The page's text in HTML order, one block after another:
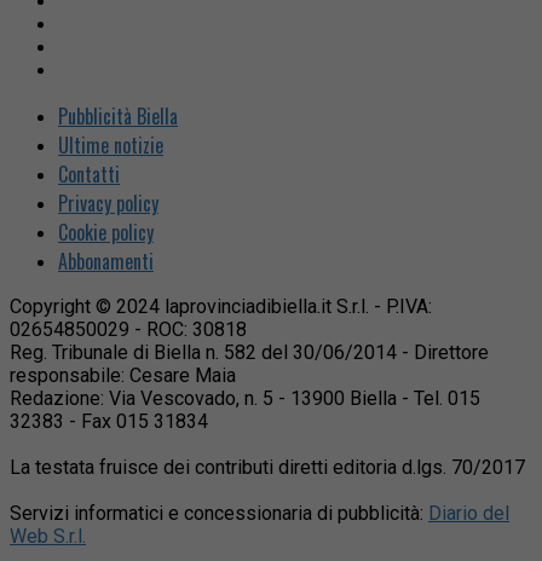
Pubblicità Biella
Ultime notizie
Contatti
Privacy policy
Cookie policy
Abbonamenti
Copyright © 2024 laprovinciadibiella.it S.r.l. - P.IVA:
02654850029 - ROC: 30818
Reg. Tribunale di Biella n. 582 del 30/06/2014 - Direttore
responsabile: Cesare Maia
Redazione: Via Vescovado, n. 5 - 13900 Biella - Tel. 015
32383 - Fax 015 31834
La testata fruisce dei contributi diretti editoria d.lgs. 70/2017
Servizi informatici e concessionaria di pubblicità: Diario del
Web S.r.l.